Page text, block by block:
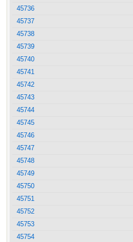
45736
45737
45738
45739
45740
45741
45742
45743
45744
45745
45746
45747
45748
45749
45750
45751
45752
45753
45754